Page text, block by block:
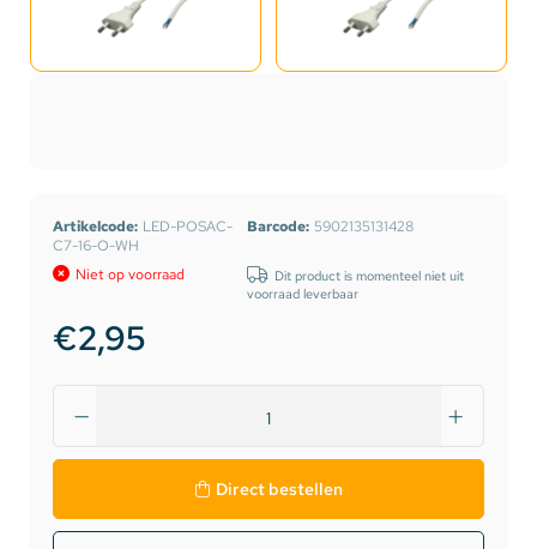
Artikelcode: LED-POSAC-
C7-16-O-WH
Barcode: 5902135131428
Niet op voorraad
Dit product is momenteel niet uit
voorraad leverbaar
€2,95
Direct bestellen